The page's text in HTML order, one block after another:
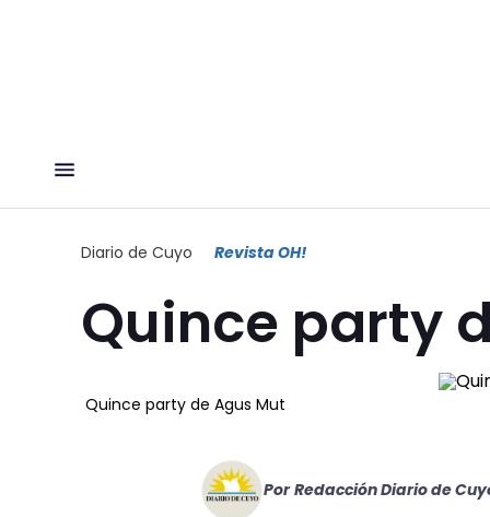
Diario de Cuyo Revista OH!
Quince party
Quince party de Agus Mut
Por Redacción Diario de